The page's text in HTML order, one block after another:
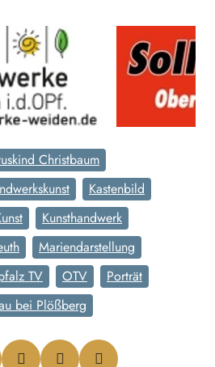
Christbaum
Kastenbild
Kunsthandwerk
Mariendarstellung
TV OTV
Porträt
bei Plößberg